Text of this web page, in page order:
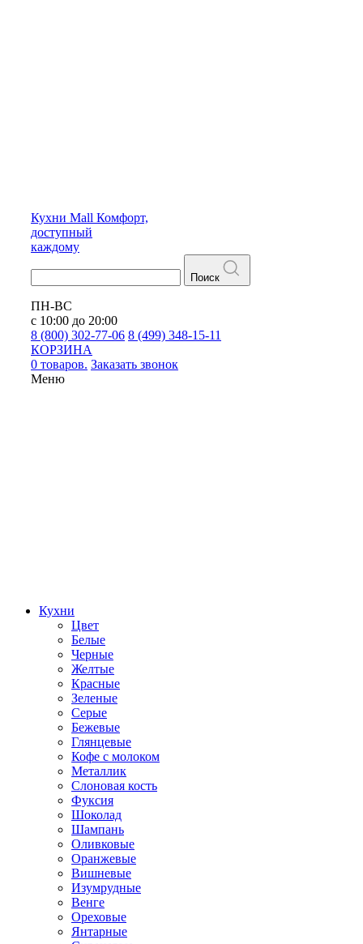
Кухни Mall Комфорт,
доступный
каждому
Поиск
ПН-ВС
с 10:00 до 20:00
8 (800) 302-77-06 8 (499) 348-15-11
КОРЗИНА
0 товаров. Заказать звонок
Меню
Кухни
Цвет
Белые
Черные
Желтые
Красные
Зеленые
Серые
Бежевые
Глянцевые
Кофе с молоком
Металлик
Слоновая кость
Фуксия
Шоколад
Шампань
Оливковые
Оранжевые
Вишневые
Изумрудные
Венге
Ореховые
Янтарные